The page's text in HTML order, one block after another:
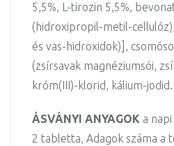
5,5%, L-tirozin 5,5%,
(hidroxipropil-metil-
és vas-hidroxidok)],
(zsírsavak magnéziumsói,
króm(III)-klorid, kálium-jodid.
ÁSVÁNYI ANYAGOK a
2 tabletta, Adagok száma a